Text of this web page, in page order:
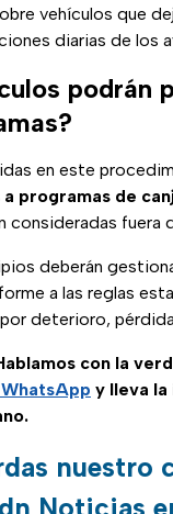
vehículos que
diarias de los
podrán
en este
programas de
consideradas fuera
deberán
a las reglas
deterioro,
con la
y lleva
nuestro